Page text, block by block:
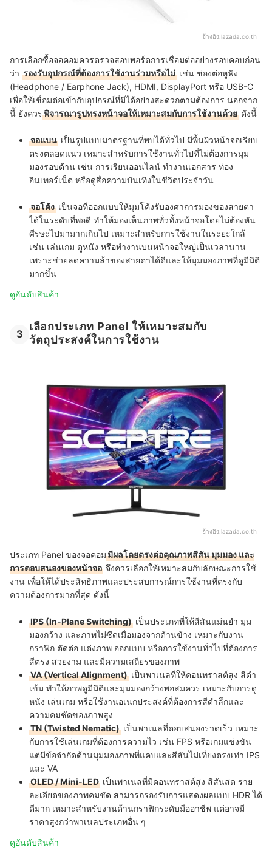
อ้างอิง:lazada.co.th
การเลือกซื้อจอคอมควรตรวจสอบพอร์ตการเชื่อมต่ออย่างรอบคอบก่อน
ว่า รองรับอุปกรณ์ที่ต้องการใช้งานร่วมหรือไม่ เช่น ช่องต่อหูฟัง
(Headphone / Earphone Jack), HDMI, DisplayPort หรือ USB-C
เพื่อให้เชื่อมต่อเข้ากับอุปกรณ์ที่มีได้อย่างสะดวกตามต้องการ นอกจาก
นี้ ยังควรพิจารณารูปทรงหน้าจอให้เหมาะสมกับการใช้งานด้วย ดังนี้
จอแบน เป็นรูปแบบมาตรฐานที่พบได้ทั่วไป มีพื้นผิวหน้าจอเรียบ
ตรงตลอดแนว เหมาะสำหรับการใช้งานทั่วไปที่ไม่ต้องการมุม
มองรอบด้าน เช่น การเรียนออนไลน์ ทำงานเอกสาร ท่อง
อินเทอร์เน็ต หรือดูสื่อความบันเทิงในชีวิตประจำวัน
จอโค้ง เป็นจอที่ออกแบบให้มุมโค้งรับองศาการมองของสายตา
ได้ในระดับที่พอดี ทำให้มองเห็นภาพทั่วทั้งหน้าจอโดยไม่ต้องหัน
ศีรษะไปมามากเกินไป เหมาะสำหรับการใช้งานในระยะใกล้
เช่น เล่นเกม ดูหนัง หรือทำงานบนหน้าจอใหญ่เป็นเวลานาน
เพราะช่วยลดความล้าของสายตาได้ดีและให้มุมมองภาพที่ดูมีมิติ
มากขึ้น
ดูอันดับสินค้า
3
เลือกประเภท Panel ให้เหมาะสมกับ
วัตถุประสงค์ในการใช้งาน
อ้างอิง:lazada.co.th
ประเภท Panel ของจอคอมมีผลโดยตรงต่อคุณภาพสีสัน มุมมอง และ
การตอบสนองของหน้าจอ จึงควรเลือกให้เหมาะสมกับลักษณะการใช้
งาน เพื่อให้ได้ประสิทธิภาพและประสบการณ์การใช้งานที่ตรงกับ
ความต้องการมากที่สุด ดังนี้
IPS (In-Plane Switching) เป็นประเภทที่ให้สีสันแม่นยำ มุม
มองกว้าง และภาพไม่ซีดเมื่อมองจากด้านข้าง เหมาะกับงาน
กราฟิก ตัดต่อ แต่งภาพ ออกแบบ หรือการใช้งานทั่วไปที่ต้องการ
สีตรง สวยงาม และมีความเสถียรของภาพ
VA (Vertical Alignment) เป็นพาเนลที่ให้คอนทราสต์สูง สีดำ
เข้ม ทำให้ภาพดูมีมิติและมุมมองกว้างพอสมควร เหมาะกับการดู
หนัง เล่นเกม หรือใช้งานอเนกประสงค์ที่ต้องการสีดำลึกและ
ความคมชัดของภาพสูง
TN (Twisted Nematic) เป็นพาเนลที่ตอบสนองรวดเร็ว เหมาะ
กับการใช้เล่นเกมที่ต้องการความไว เช่น FPS หรือเกมแข่งขัน
แต่มีข้อจำกัดด้านมุมมองภาพที่แคบและสีสันไม่เที่ยงตรงเท่า IPS
และ VA
OLED / Mini-LED เป็นพาเนลที่มีคอนทราสต์สูง สีสันสด ราย
ละเอียดของภาพคมชัด สามารถรองรับการแสดงผลแบบ HDR ได้
ดีมาก เหมาะสำหรับงานด้านกราฟิกระดับมืออาชีพ แต่อาจมี
ราคาสูงกว่าพาเนลประเภทอื่น ๆ
ดูอันดับสินค้า